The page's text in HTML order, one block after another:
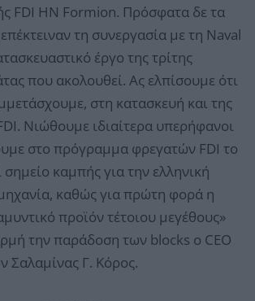
FDI HN Formion. Πρόσφατα δε τα
τη συνεργασία με τη Naval
έργο της τρίτης
που ακολουθεί. Ας ελπίσουμε ότι
στη κατασκευή και της
Νιώθουμε ιδιαίτερα υπερήφανοι
στο πρόγραμμα φρεγατών FDI το
σημείο καμπής για την ελληνική
καθώς για πρώτη φορά η
προϊόν τέτοιου μεγέθους»
την παράδοση των blocks o CEO
Σαλαμίνας Γ. Κόρος.